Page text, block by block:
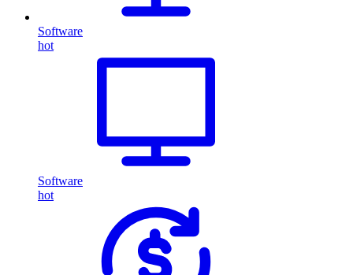
Software
hot
Software
hot